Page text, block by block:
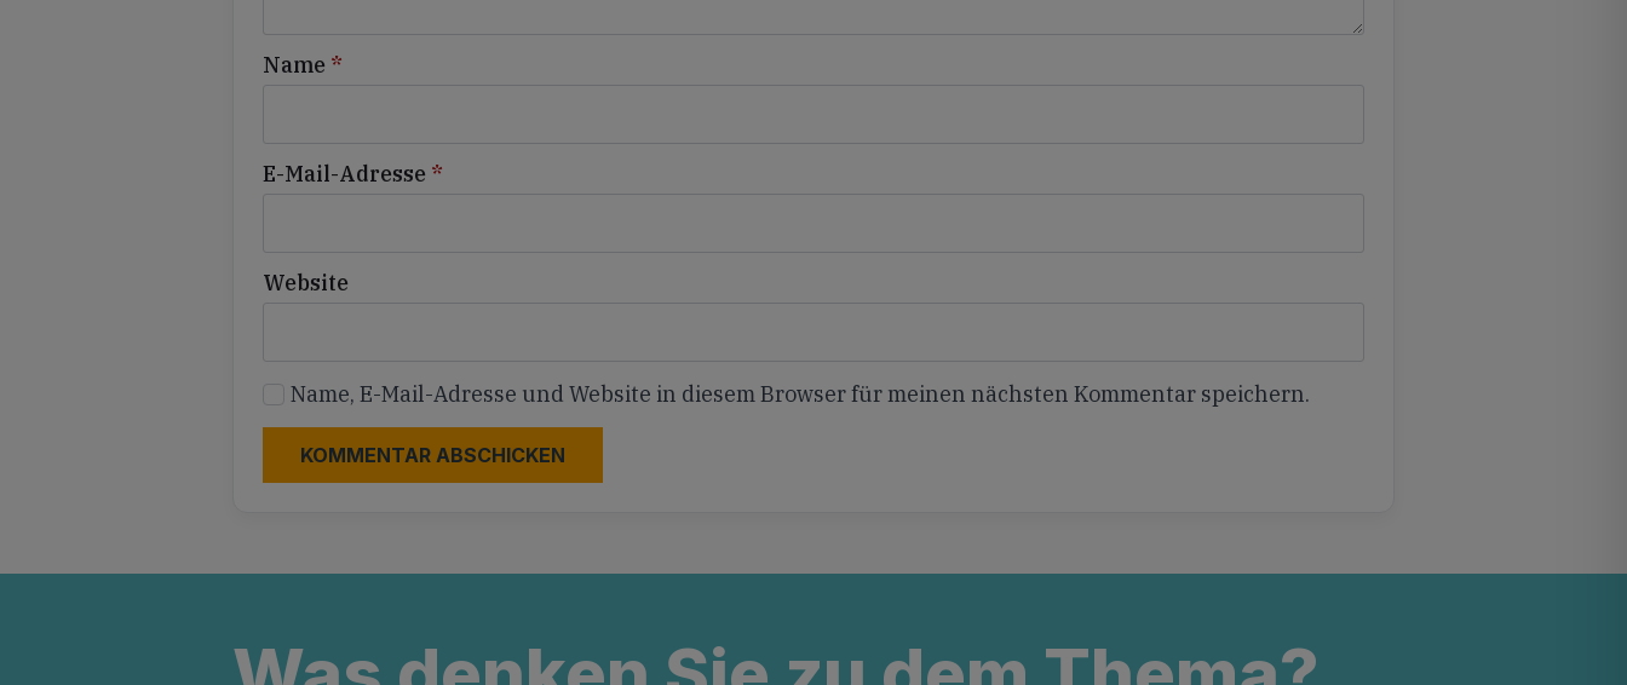
Name *
E-Mail-Adresse *
Website
Name, E-Mail-Adresse und Website in diesem Browser für meinen nächsten Kommentar speichern.